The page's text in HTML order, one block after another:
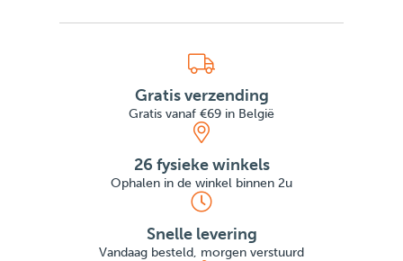
Gratis verzending
Gratis vanaf €69 in België
26 fysieke winkels
Ophalen in de winkel binnen 2u
Snelle levering
Vandaag besteld, morgen verstuurd